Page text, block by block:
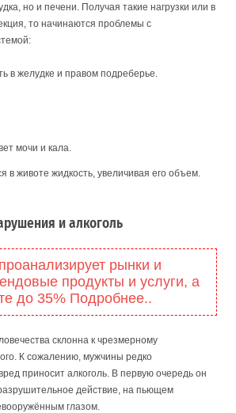
но и печени. Получая такие нагрузки или в
то начинаются проблемы с
в желудке и правом подреберье.
мочи и кала.
в животе жидкость, увеличивая его объем.
и алкоголь
рынки и
продукты и услуги, а
до 35% Подробнее..
склонна к чрезмерному
К сожалению, мужчины редко
приносит алкоголь. В первую очередь он
действие, на пьющем
глазом.